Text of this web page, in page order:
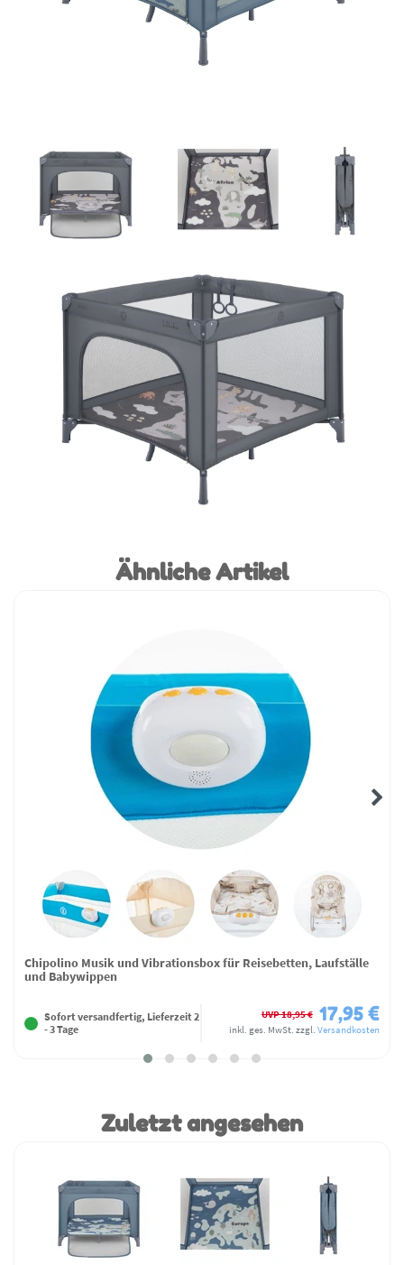
Ähnliche Artikel
Chipolino Musik und Vibrationsbox für Reisebetten, Laufställe
und Babywippen
Sofort versandfertig, Lieferzeit 2
- 3 Tage
UVP 18,95 € 17,95 €
inkl. ges. MwSt. zzgl. Versandkosten
Zuletzt angesehen